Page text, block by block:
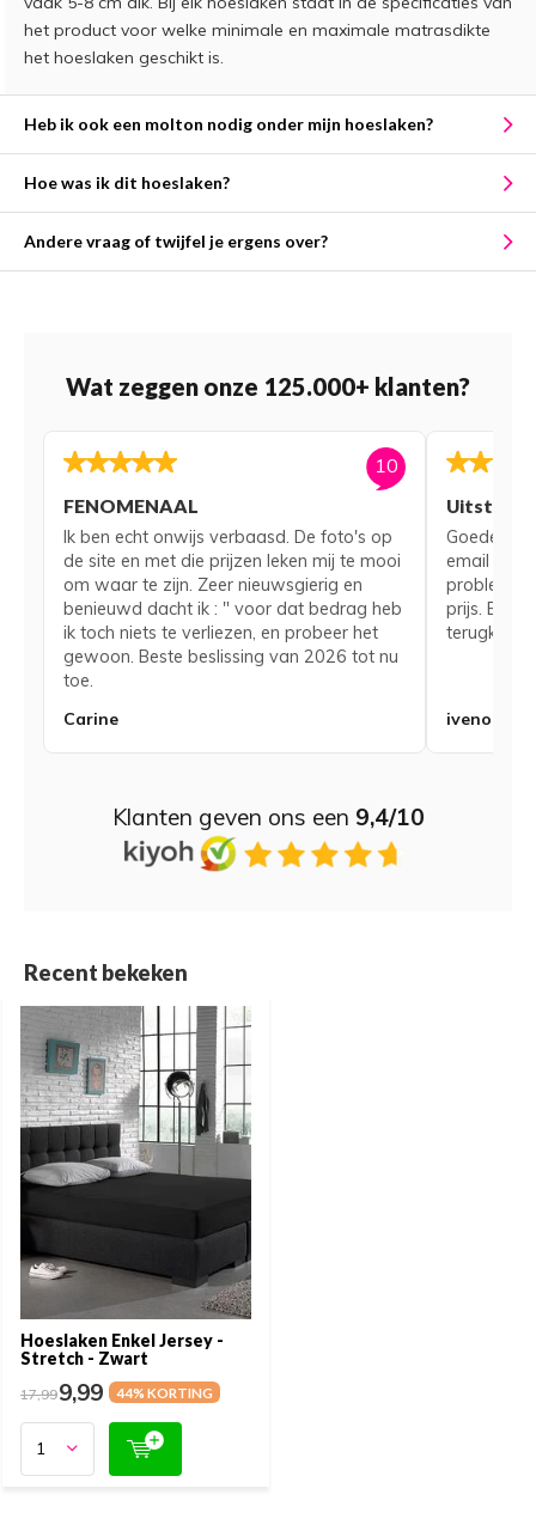
het product voor welke minimale en maximale matrasdikte
het hoeslaken geschikt is.
Heb ik ook een molton nodig onder mijn hoeslaken?
Hoe was ik dit hoeslaken?
Andere vraag of twijfel je ergens over?
Wat zeggen onze 125.000+ klanten?
10
FENOMENAAL
Ik ben echt onwijs verbaasd. De foto's op
de site en met die prijzen leken mij te mooi
om waar te zijn. Zeer nieuwsgierig en
benieuwd dacht ik : " voor dat bedrag heb
ik toch niets te verliezen, en probeer het
gewoon. Beste beslissing van 2026 tot nu
toe.
Carine
Goede
email voor
probleem
prijs. Bij
iveno
Klanten geven ons een 9,4/10
Recent bekeken
Hoeslaken Enkel Jersey -
Stretch - Zwart
17,999,99 44% KORTING